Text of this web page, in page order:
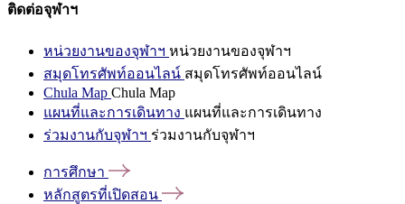
ติดต่อจุฬาฯ
หน่วยงานของจุฬาฯ หน่วยงานของจุฬาฯ
สมุดโทรศัพท์ออนไลน์ สมุดโทรศัพท์ออนไลน์
Chula Map Chula Map
แผนที่และการเดินทาง แผนที่และการเดินทาง
ร่วมงานกับจุฬาฯ ร่วมงานกับจุฬาฯ
การศึกษา
หลักสูตรที่เปิดสอน